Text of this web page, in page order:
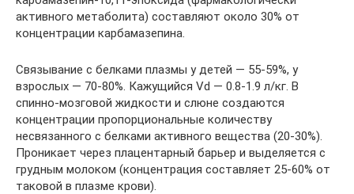
активного метаболита) составляют около 30% от
концентрации карбамазепина.
Связывание с белками плазмы у детей — 55-59%, у
взрослых — 70-80%. Кажущийся Vd — 0.8-1.9 л/кг. В
спинно-мозговой жидкости и слюне создаются
концентрации пропорциональные количеству
несвязанного с белками активного вещества (20-30%).
Проникает через плацентарный барьер и выделяется с
грудным молоком (концентрация составляет 25-60% от
таковой в плазме крови).